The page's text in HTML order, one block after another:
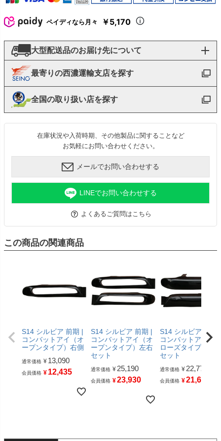
ペイディなら月々 ￥5,170
大型配送品のお届け先について
最寄りの西濃運輸支店を探す
全国の取り扱い店を探す
在庫状況や入荷時期、その他製品に関することなど
お気軽にお問い合わせください。
メールでお問い合わせする
LINEでお問い合わせする
よくあるご質問はこちら
この商品の関連商品
S14 シルビア 前期 |
コンバットアイ（オ
ープンタイプ）右側
通常価格 ¥ 13,090
会員価格 ¥ 12,435
S14 シルビア 前期 |
コンバットアイ（オ
ープンタイプ）左右
セット
通常価格 ¥ 25,190
会員価格 ¥23,930
S14 シルビア 前期 |
コンバットアイ（
ローズタイプ）左
セット
通常価格 ¥ 22,770
会員価格 ¥21,631